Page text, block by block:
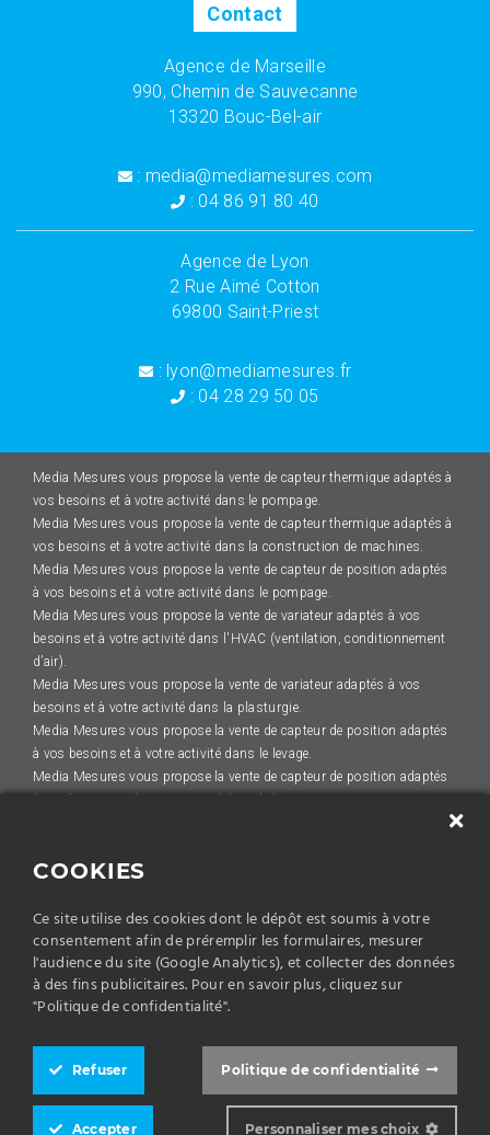
Contact
Agence de Marseille
990, Chemin de Sauvecanne
13320 Bouc-Bel-air
: media@mediamesures.com
: 04 86 91 80 40
Agence de Lyon
2 Rue Aimé Cotton
69800 Saint-Priest
: lyon@mediamesures.fr
: 04 28 29 50 05
Media Mesures vous propose la vente de capteur thermique adaptés à
vos besoins et à votre activité dans le pompage.
Media Mesures vous propose la vente de capteur thermique adaptés à
vos besoins et à votre activité dans la construction de machines.
Media Mesures vous propose la vente de capteur de position adaptés
à vos besoins et à votre activité dans le pompage.
Media Mesures vous propose la vente de variateur adaptés à vos
besoins et à votre activité dans l'HVAC (ventilation, conditionnement
d’air).
Media Mesures vous propose la vente de variateur adaptés à vos
besoins et à votre activité dans la plasturgie.
Media Mesures vous propose la vente de capteur de position adaptés
à vos besoins et à votre activité dans le levage.
Media Mesures vous propose la vente de capteur de position adaptés
à vos besoins et à votre activité dans le levage.
Media Mesures vous propose la vente de variateur adaptés à vos
d’air).
Media Mesures vous propose la vente de dispositif d'automatisme
adaptés à vos besoins et à votre activité dans le levage.
Media Mesures vous propose la vente de dispositif d'automatisme
adaptés à vos besoins et à votre activité dans le levage.
Mentions légales
Politique de confidentialité
COOKIES
Ce site utilise des cookies dont le dépôt est soumis à votre
consentement afin de préremplir les formulaires, mesurer
l'audience du site (Google Analytics), et collecter des données
à des fins publicitaires. Pour en savoir plus, cliquez sur
"Politique de confidentialité".
Politique de confidentialité
Refuser
Accepter Personnaliser mes choix